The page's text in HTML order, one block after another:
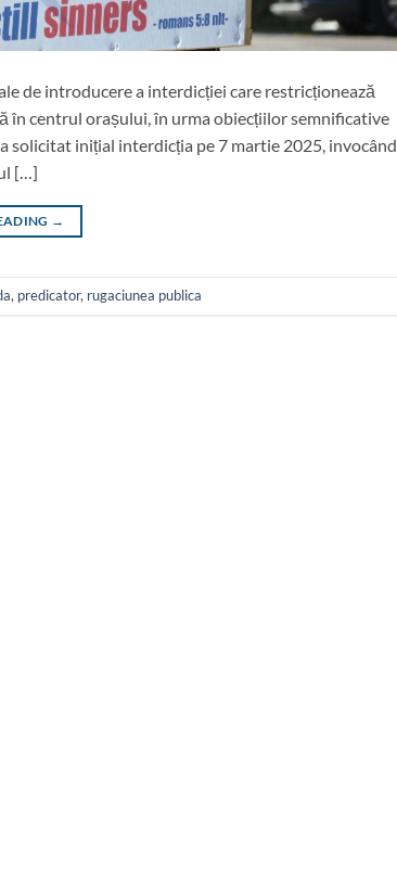
de introducere a interdicției care restricționează
în centrul orașului, în urma obiecțiilor semnificative
inițial interdicția pe 7 martie 2025, invocând
[…]
→
, predicator, rugaciunea publica